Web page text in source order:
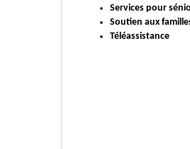
Services pour
Soutien aux
Téléassistance